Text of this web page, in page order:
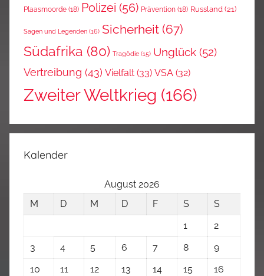
Plaasmoorde (18) Polizei (56) Prävention (18) Russland (21)
Sagen und Legenden (16) Sicherheit (67)
Südafrika (80) Tragödie (15) Unglück (52)
Vertreibung (43) Vielfalt (33) VSA (32)
Zweiter Weltkrieg (166)
Kalender
August 2026
M
D M D F S
S
1
2
3
4 5 6 7 8
9
10
11 12 13 14 15
16